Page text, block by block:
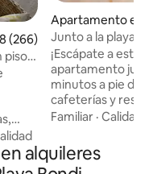
promedio: 4.98 de
(266)
piso
de
Apartamento en
iJunto a la playa,
2 plazas de
¡Escápate a este
apartamento junto a la
minutos a pie de
cafeterías y restaurantes.
una familia! Características * 3
con llave. * A 3 minutos a pie de la playa,
Familiar ·Calidad-
alquileres